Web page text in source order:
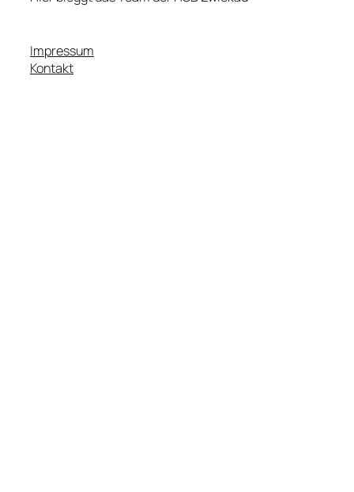
Impressum
Kontakt